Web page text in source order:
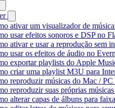
ativar um visualizador de
usar efeitos sonoros e DSP no
ativar e usar a reprodução sem
usar os efeitos de áudio no
exportar playlists do Apple
criar uma playlist M3U para
reproduzir músicas do Mac /
reproduzir suas próprias
alterar capas de álbuns para